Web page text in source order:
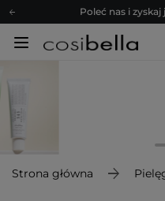
Poleć nas i
Zapisz się na
Poleć nas i
Strona główna